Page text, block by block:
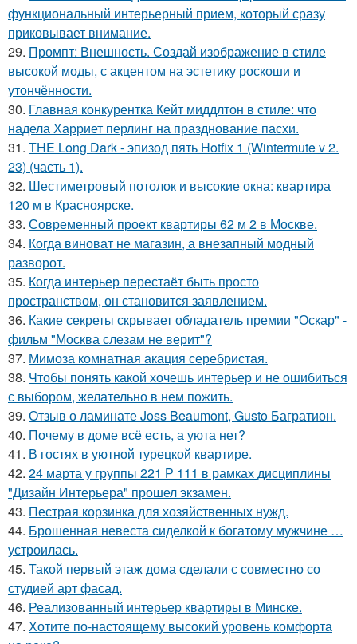
функциональный интерьерный прием, который сразу
приковывает внимание.
29. Промпт: Внешность. Создай изображение в стиле
высокой моды, с акцентом на эстетику роскоши и
утончённости.
30. Главная конкурентка Кейт миддлтон в стиле: что
надела Харриет перлинг на празднование пасхи.
31. THE Long Dark - эпизод пять Hotfix 1 (Wintermute v 2.
23) (часть 1).
32. Шестиметровый потолок и высокие окна: квартира
120 м в Красноярске.
33. Современный проект квартиры 62 м 2 в Москве.
34. Когда виноват не магазин, а внезапный модный
разворот.
35. Когда интерьер перестаёт быть просто
пространством, он становится заявлением.
36. Какие секреты скрывает обладатель премии "Оскар" -
фильм "Москва слезам не верит"?
37. Мимоза комнатная акация серебристая.
38. Чтобы понять какой хочешь интерьер и не ошибиться
с выбором, желательно в нем пожить.
39. Отзыв о ламинате Joss Beaumont, Gusto Багратион.
40. Почему в доме всё есть, а уюта нет?
41. В гостях в уютной турецкой квартире.
42. 24 марта у группы 221 Р 111 в рамках дисциплины
"Дизайн Интерьера" прошел экзамен.
43. Пестрая корзинка для хозяйственных нужд.
44. Брошенная невеста сиделкой к богатому мужчине …
устроилась.
45. Такой первый этаж дома сделали с совместно со
студией арт фасад.
46. Реализованный интерьер квартиры в Минске.
47. Хотите по-настоящему высокий уровень комфорта